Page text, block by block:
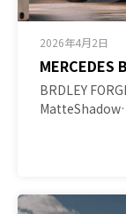
2026年4月2日
MERCEDES
BRDLEY